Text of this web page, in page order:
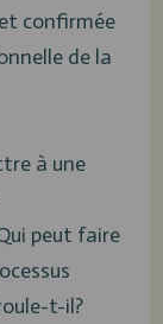
et confirmée
de la
à une
peut faire
t-il?